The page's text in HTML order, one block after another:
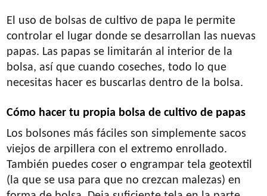
El uso de bolsas de cultivo de papa le permite
controlar el lugar donde se desarrollan las nuevas
papas. Las papas se limitarán al interior de la
bolsa, así que cuando coseches, todo lo que
necesitas hacer es buscarlas dentro de la bolsa.
Cómo hacer tu propia bolsa de cultivo de papas
Los bolsones más fáciles son simplemente sacos
viejos de arpillera con el extremo enrollado.
También puedes coser o engrampar tela geotextil
(la que se usa para que no crezcan malezas) en